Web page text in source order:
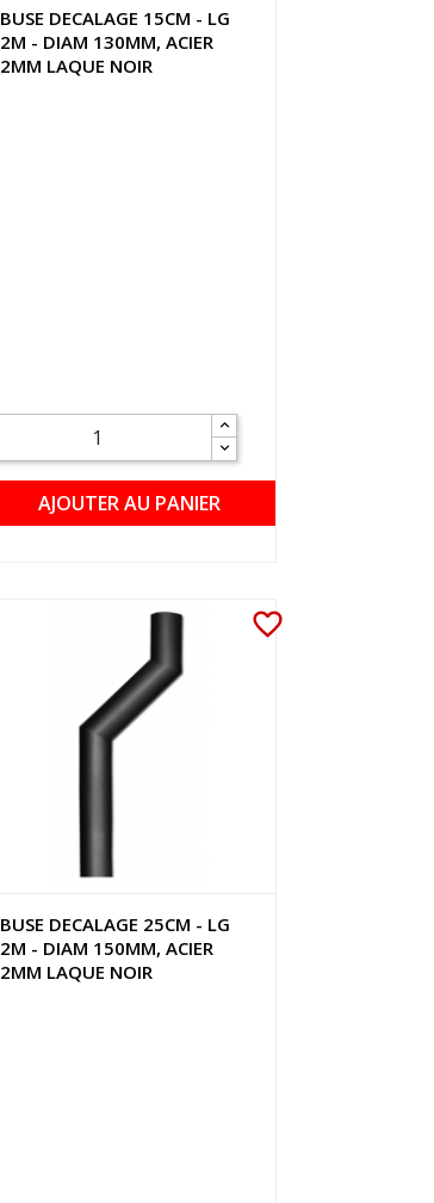
BUSE DECALAGE 15CM - LG
2M - DIAM 130MM, ACIER
2MM LAQUE NOIR
AJOUTER AU PANIER
favorite_border
BUSE DECALAGE 25CM - LG
2M - DIAM 150MM, ACIER
2MM LAQUE NOIR